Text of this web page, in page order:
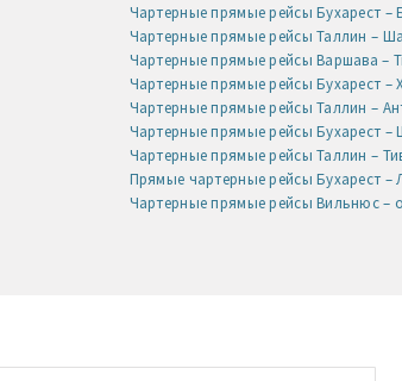
Чартерные прямые рейсы Бухарест –
Чартерные прямые рейсы Таллин –
Чартерные прямые рейсы Варшава –
Чартерные прямые рейсы Бухарест –
Чартерные прямые рейсы Таллин –
Чартерные прямые рейсы Бухарест
Чартерные прямые рейсы Таллин –
Прямые чартерные рейсы Бухарест –
Чартерные прямые рейсы Вильнюс –